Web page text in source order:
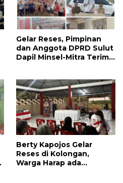
Gelar Reses, Pimpinan
dan Anggota DPRD Sulut
Dapil Minsel-Mitra Terima
Berty Kapojos Gelar
Reses di Kolongan,
Warga Harap ada